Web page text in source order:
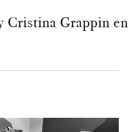
Cristina Grappin en